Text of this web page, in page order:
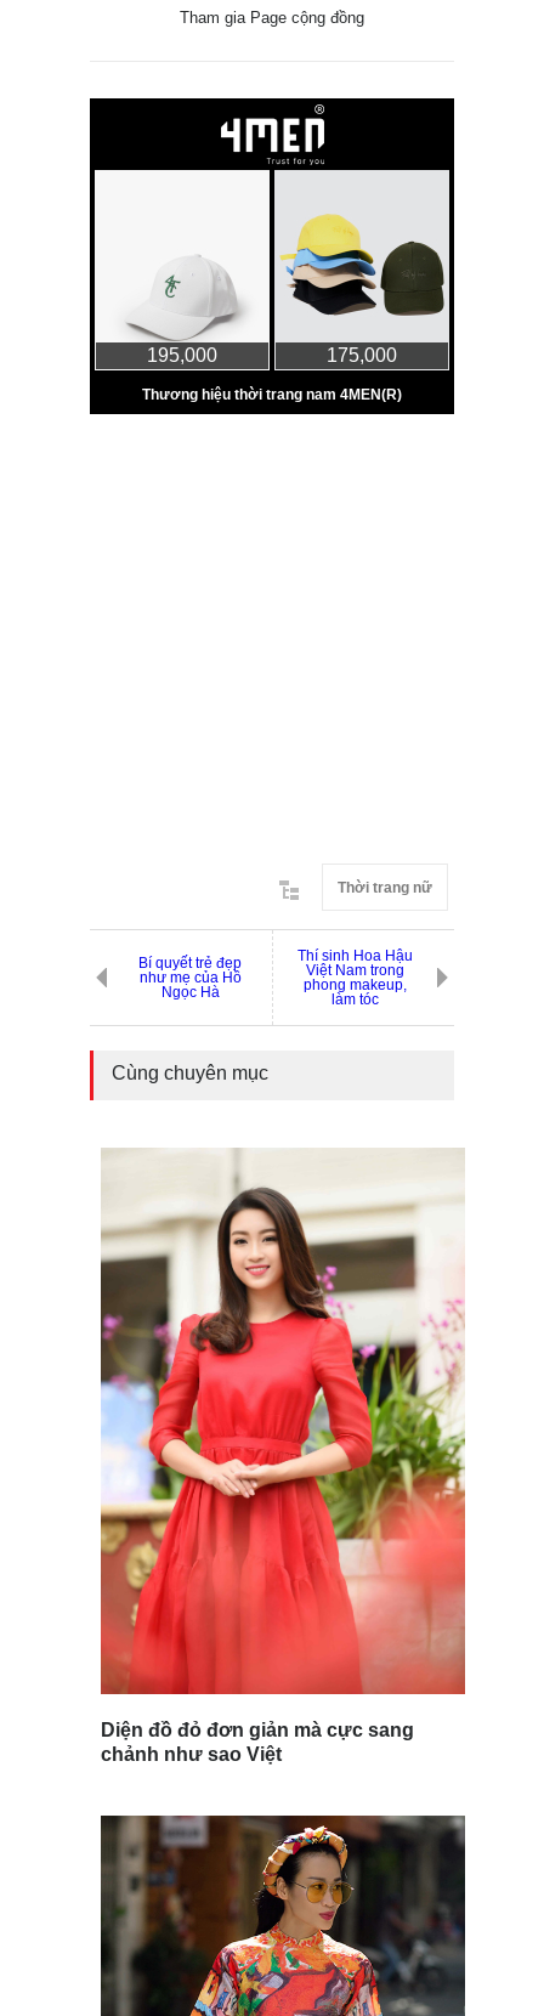
Tham gia Page cộng đồng
Thời trang nữ
Bí quyết trẻ đẹp
như mẹ của Hồ
Ngọc Hà
Thí sinh Hoa Hậu
Việt Nam trong
phong makeup,
làm tóc
Cùng chuyên mục
Diện đồ đỏ đơn giản mà cực sang
chảnh như sao Việt